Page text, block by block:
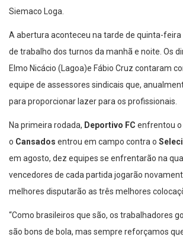
Siemaco Loga.
A abertura aconteceu na tarde de quinta-feira
de trabalho dos turnos da manhã e noite. Os
Elmo Nicácio (Lagoa)e Fábio Cruz contaram
equipe de assessores sindicais que,
para proporcionar lazer para os profissionais.
Na primeira rodada, Deportivo FC enfrentou o
o Cansados entrou em campo contra o
em agosto, dez equipes se enfrentarão na
vencedores de cada partida jogarão
melhores disputarão as três melhores
“Como brasileiros que são, os trabalhadores
são bons de bola, mas sempre reforçamos